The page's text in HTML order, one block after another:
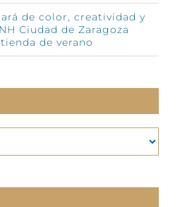
de color, creatividad y
Ciudad de Zaragoza
de verano